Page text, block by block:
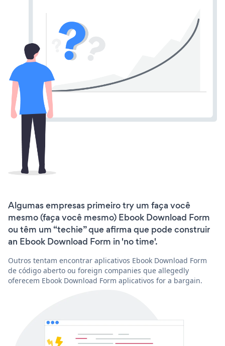
Algumas empresas primeiro try um faça você
mesmo (faça você mesmo) Ebook Download Form
ou têm um “techie” que afirma que pode construir
an Ebook Download Form in 'no time'.
Outros tentam encontrar aplicativos Ebook Download Form
de código aberto ou foreign companies que allegedly
oferecem Ebook Download Form aplicativos for a bargain.